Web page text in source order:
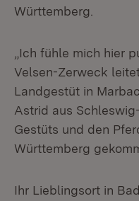
Württemberg.
„Ich fühle mich hier
Velsen-Zerweck
Landgestüt in
Astrid aus
Gestüts und den
Württemberg
Ihr Lieblingsort in